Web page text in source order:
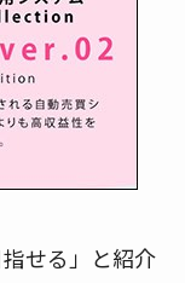
せる」と紹介